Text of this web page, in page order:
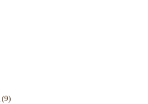
(9)